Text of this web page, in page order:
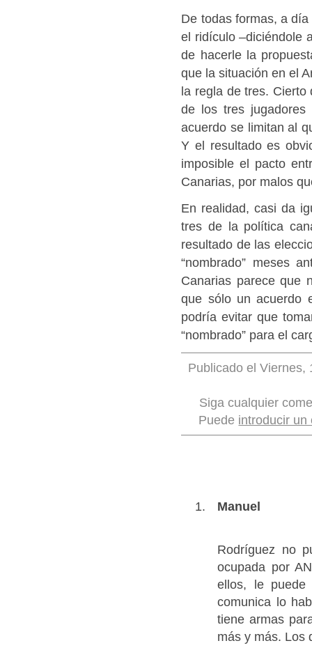
De todas formas, a
el ridículo –diciéndole
de hacerle la
que la situación en el
la regla de tres.
de los tres jugadores
acuerdo se limitan al
Y el resultado es
imposible el pacto
Canarias, por malos
En realidad, casi da
tres de la política
resultado de las
“nombrado” meses
Canarias parece que
que sólo un acuerdo
podría evitar que
“nombrado” para el
Publicado el Viernes,
Siga cualquier
Puede introducir un
Manuel
Rodríguez no
ocupada por
ellos, le
comunica lo
tiene armas
más y más. Los